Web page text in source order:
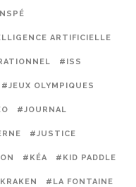
ARTIFICIELLE
#ISS
#JEUX OLYMPIQUES
#JOURNAL
#JUSTICE
#KÉA #KID PADDLE
#LA FONTAINE